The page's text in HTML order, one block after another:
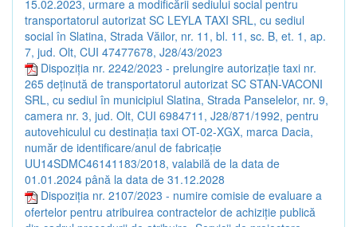
15.02.2023, urmare a modificării sediului social pentru
transportatorul autorizat SC LEYLA TAXI SRL, cu sediul
social în Slatina, Strada Văilor, nr. 11, bl. 11, sc. B, et. 1, ap.
7, jud. Olt, CUI 47477678, J28/43/2023
Dispoziția nr. 2242/2023 - prelungire autorizație taxi nr.
265 deținută de transportatorul autorizat SC STAN-VACONI
SRL, cu sediul în municipiul Slatina, Strada Panselelor, nr. 9,
camera nr. 3, jud. Olt, CUI 6984711, J28/871/1992, pentru
autovehiculul cu destinația taxi OT-02-XGX, marca Dacia,
număr de identificare/anul de fabricație
UU14SDMC46141183/2018, valabilă de la data de
01.01.2024 până la data de 31.12.2028
Dispoziția nr. 2107/2023 - numire comisie de evaluare a
ofertelor pentru atribuirea contractelor de achiziție publică